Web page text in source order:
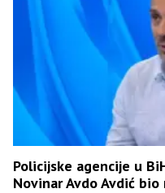
Policijske agencije u
Novinar Avdo Avdić